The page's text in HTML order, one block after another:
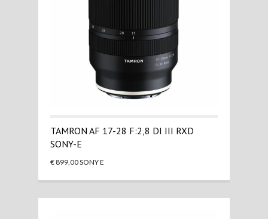
TAMRON AF 17-28 F:2,8 DI III RXD
SONY-E
€ 899,00 SONY E